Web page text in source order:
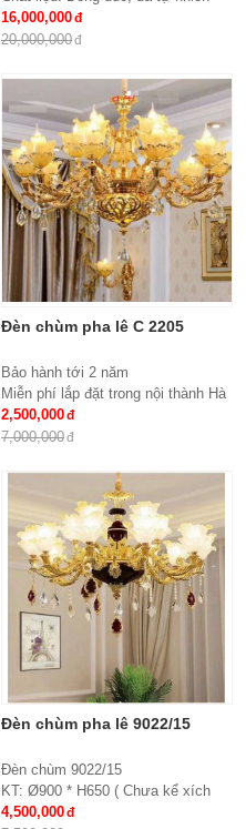
cao cấp
KT: Ø850 * H600
kiệm điện E27*8
Bảo hành: 2 năm
16,000,000
20,000,000
Đèn chùm pha lê C 2205
Bảo hành tới 2 năm
Miễn phí lắp đặt trong nội thành Hà
Nội
Giao hàng toàn quốc
Kích thước: Phi 900*H650, 15 tay
2,500,000
7,000,000
Đèn chùm pha lê 9022/15
Đèn chùm 9022/15
KT: Ø900 * H650 ( Chưa kể xích
treo )
4,500,000